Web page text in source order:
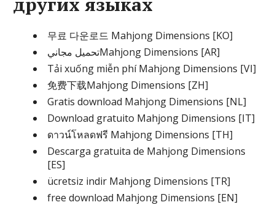
무료 다운로드 Mahjong Dimensions [KO]
تحميل مجانيMahjong Dimensions [AR]
Tải xuống miễn phí Mahjong Dimensions [VI]
免费下载Mahjong Dimensions [ZH]
Gratis download Mahjong Dimensions [NL]
Download gratuito Mahjong Dimensions [IT]
ดาวน์โหลดฟรี Mahjong Dimensions [TH]
Descarga gratuita de Mahjong Dimensions
[ES]
ücretsiz indir Mahjong Dimensions [TR]
free download Mahjong Dimensions [EN]